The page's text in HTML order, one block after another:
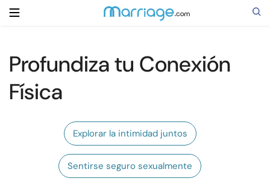
Buscar
Relaciones
Profundiza tu Conexión
Física
Explorar la intimidad juntos
Sentirse seguro sexualmente